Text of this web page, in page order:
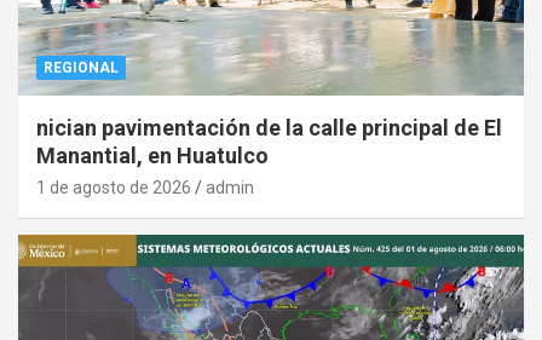
REGIONAL
nician pavimentación de la calle principal de El
Manantial, en Huatulco
1 de agosto de 2026 admin